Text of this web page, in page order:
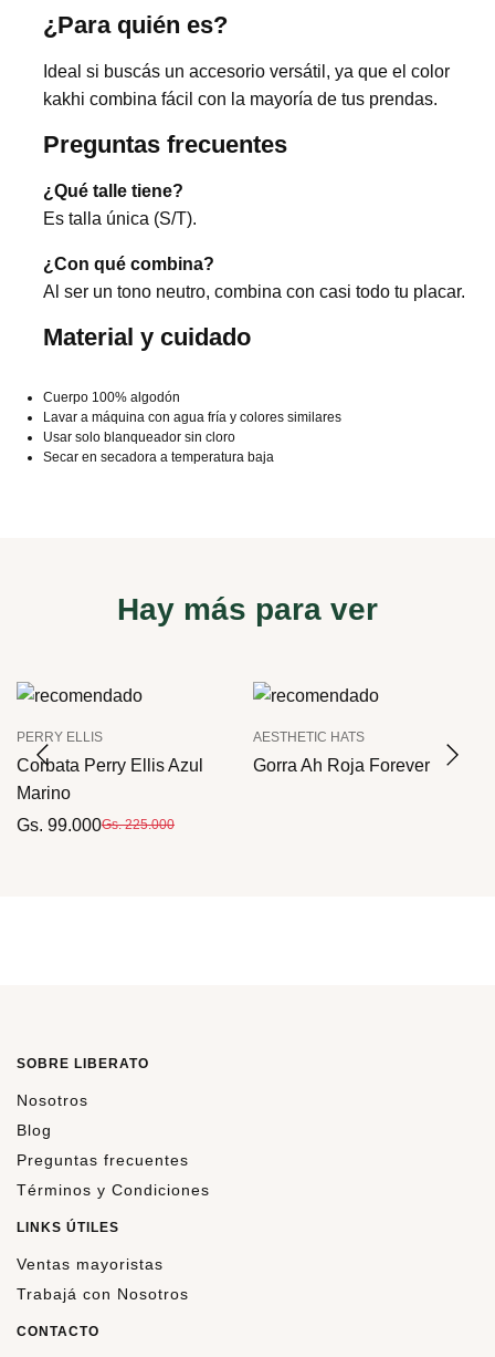
¿Para quién es?
Ideal si buscás un accesorio versátil, ya que el color
kakhi combina fácil con la mayoría de tus prendas.
Preguntas frecuentes
¿Qué talle tiene?
Es talla única (S/T).
¿Con qué combina?
Al ser un tono neutro, combina con casi todo tu placar.
Material y cuidado
Cuerpo 100% algodón
Lavar a máquina con agua fría y colores similares
Usar solo blanqueador sin cloro
Secar en secadora a temperatura baja
Hay más para ver
PERRY ELLIS
Corbata Perry Ellis Azul
Marino
Gs. 99.000Gs. 225.000
AESTHETIC HATS
Gorra Ah Roja Forever
SOBRE LIBERATO
Nosotros
Blog
Preguntas frecuentes
Términos y Condiciones
LINKS ÚTILES
Ventas mayoristas
Trabajá con Nosotros
CONTACTO